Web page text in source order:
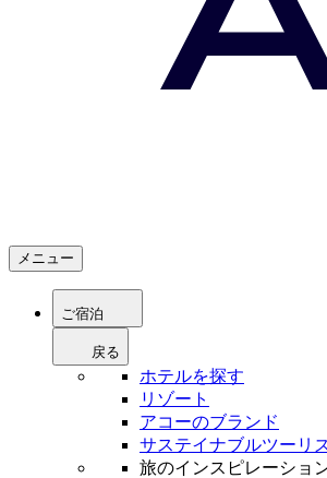
メニュー
ご宿泊
戻る
ホテルを探す
リゾート
アコーのブランド
サステイナブルツーリ
旅のインスピレーショ